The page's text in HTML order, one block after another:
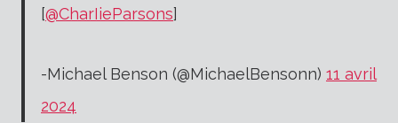
[@CharIieParsons]
-Michael Benson (@MichaelBensonn) 11 avril
2024